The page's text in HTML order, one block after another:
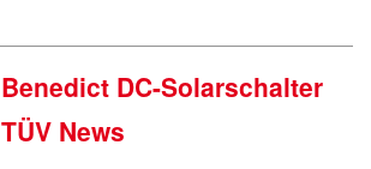
Benedict DC-Solarschalter
TÜV News